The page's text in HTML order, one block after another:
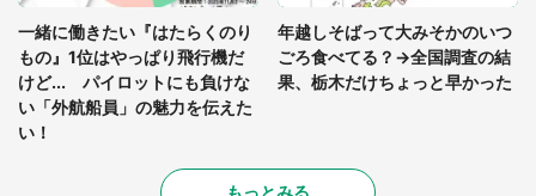
一緒に働きたい『はたらくのり
もの』1位はやっぱり飛行機だ
けど... パイロットにも負けな
い「外航船員」の魅力を伝えた
い！
年越しそばって大みそかのいつ
ごろ食べてる？→全国調査の結
果、栃木だけちょっと早かった
もっとみる